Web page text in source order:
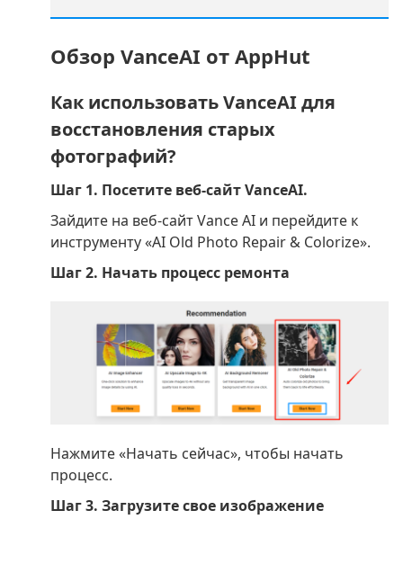
Обзор VanceAI от AppHut
Как использовать VanceAI для
восстановления старых
фотографий?
Шаг 1. Посетите веб-сайт VanceAI.
Зайдите на веб-сайт Vance AI и перейдите к
инструменту «AI Old Photo Repair & Colorize».
Шаг 2. Начать процесс ремонта
Нажмите «Начать сейчас», чтобы начать
процесс.
Шаг 3. Загрузите свое изображение